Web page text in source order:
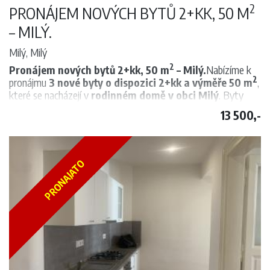
PRONÁJEM NOVÝCH BYTŮ 2+KK, 50 M2
– MILÝ.
Milý, Milý
Pronájem nových bytů 2+kk, 50 m2 – Milý.Nabízíme k
pronájmu 3 nové byty o dispozici 2+kk a výměře 50 m2,
které se nacházejí v rodinném domě v obci Milý. Byty
každý byt je
Dispozice bytu:
prostorná předsíň, obývací pokoj s kuchyňským koutem,
ložnice, koupelna s vanou. Obývací pokoj je orientován na
jihovýchodní stranu
Vybavení:
Byty jsoučástečně vybavené
– kuchyňská linka s myčkou
nádobí, sklokeramickou varnou deskou a horkovzdušnou
troubou.
Dům má
nová plastová okna, zateplení, novou fasádu
i nové koupelny. K dispozici jepračka se sušičkou
Technické informace:
Vytápění je řešeno
tepelným čerpadlem
13 500,-
PRONAJATO